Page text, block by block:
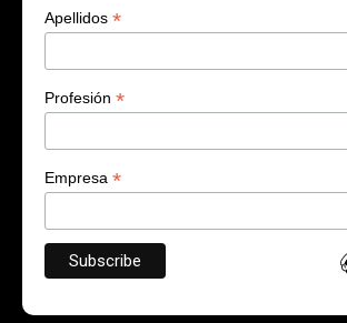
Apellidos *
Profesión *
Empresa *